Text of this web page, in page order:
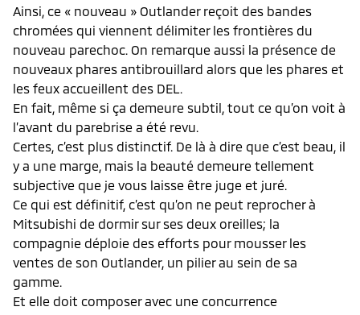
Ainsi, ce « nouveau » Outlander reçoit des bandes
chromées qui viennent délimiter les frontières du
nouveau parechoc. On remarque aussi la présence de
nouveaux phares antibrouillard alors que les phares et
les feux accueillent des DEL.
En fait, même si ça demeure subtil, tout ce qu’on voit à
l’avant du parebrise a été revu.
Certes, c’est plus distinctif. De là à dire que c’est beau, il
y a une marge, mais la beauté demeure tellement
subjective que je vous laisse être juge et juré.
Ce qui est définitif, c’est qu’on ne peut reprocher à
Mitsubishi de dormir sur ses deux oreilles; la
compagnie déploie des efforts pour mousser les
ventes de son Outlander, un pilier au sein de sa
gamme.
Et elle doit composer avec une concurrence